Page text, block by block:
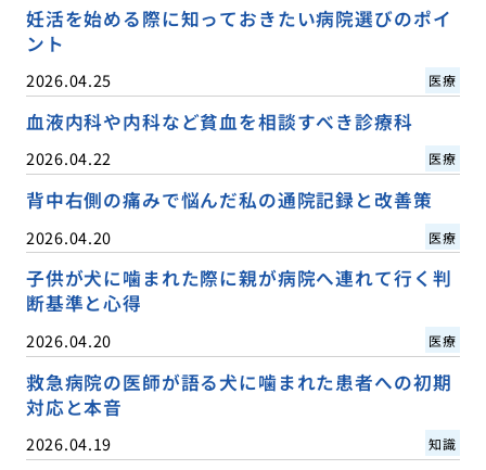
妊活を始める際に知っておきたい病院選びのポイ
ント
2026.04.25 医療
血液内科や内科など貧血を相談すべき診療科
2026.04.22 医療
背中右側の痛みで悩んだ私の通院記録と改善策
2026.04.20 医療
子供が犬に噛まれた際に親が病院へ連れて行く判
断基準と心得
2026.04.20 医療
救急病院の医師が語る犬に噛まれた患者への初期
対応と本音
2026.04.19 知識